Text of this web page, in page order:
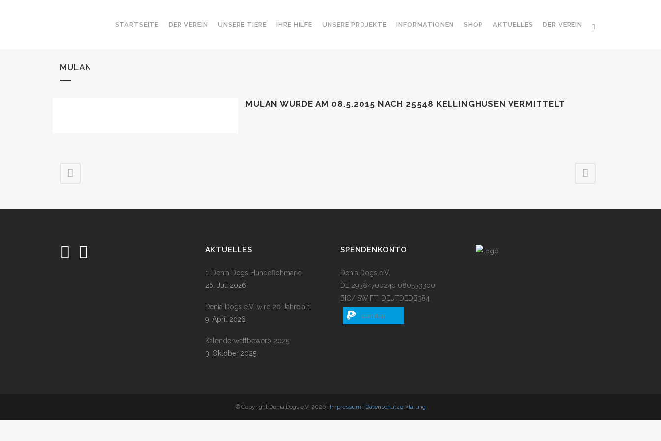
STARTSEITE DER VEREIN UNSERE TIERE IHRE HILFE UNSERE PROJEKTE INFORMATIONEN SHOP AKTUELLES DER VEREIN
MULAN
MULAN WURDE AM 08.5.2015 NACH 25548 KELLINGHUSEN VERMITTELT
AKTUELLES
1. Denia Dogs Hundeflohmarkt
26. Juli 2026
Denia Dogs e.V. wird 20 Jahre alt!
9. April 2026
Kalenderwettbewerb 2025
3. Oktober 2025
SPENDENKONTO
Denia Dogs e.V.
DE 29384700240 080533300
BIC/ SWIFT: DEUTDEDB384
spenden
© Copyright Denia Dogs e.V. 2026 | Impressum Datenschutzerklärung